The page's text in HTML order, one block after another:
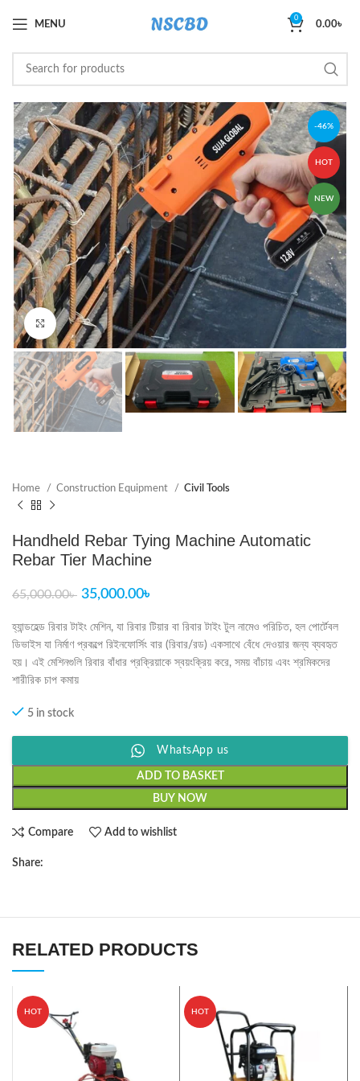
MENU
0
0.00৳
-46%
HOT
NEW
Click to enlarge
Home Construction Equipment Civil Tools
Handheld Rebar Tying Machine Automatic
Rebar Tier Machine
65,000.00৳ 35,000.00৳
হ্যান্ডহেল্ড রিবার টাইং মেশিন, যা রিবার টিয়ার বা রিবার টাইং টুল নামেও পরিচিত, হল পোর্টেবল
ডিভাইস যা নির্মাণ প্রকল্পে রিইনফোর্সিং বার (রিবার/রড) একসাথে বেঁধে দেওয়ার জন্য ব্যবহৃত
হয়। এই মেশিনগুলি রিবার বাঁধার প্রক্রিয়াকে স্বয়ংক্রিয় করে, সময় বাঁচায় এবং শ্রমিকদের
শারীরিক চাপ কমায়
5 in stock
WhatsApp us
ADD TO BASKET
BUY NOW
Compare Add to wishlist
Share:
RELATED PRODUCTS
HOT HOT